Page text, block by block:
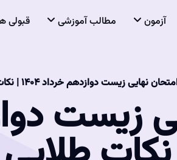
آزمون مطالب آموزشی قبولی
نهایی زیست دوازدهم خرداد 1404 | نکات طلایی
زیست